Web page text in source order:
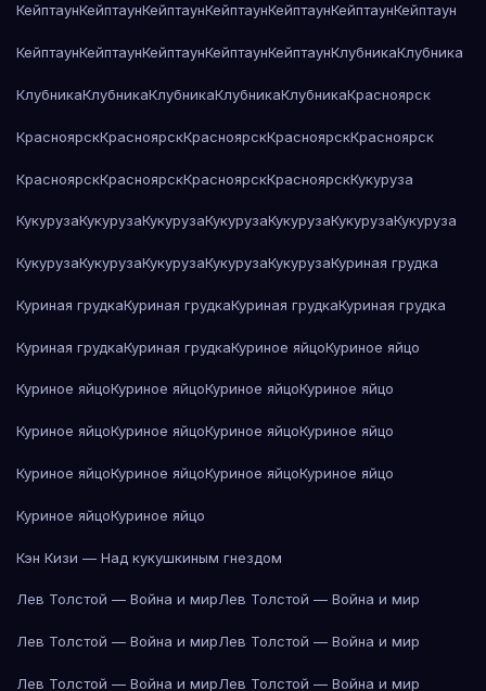
КейптаунКейптаунКейптаунКейптаунКейптаунКейптаунКейптаун
КейптаунКейптаунКейптаунКейптаунКейптаунКлубникаКлубника
КлубникаКлубникаКлубникаКлубникаКлубникаКрасноярск
КрасноярскКрасноярскКрасноярскКрасноярскКрасноярск
КрасноярскКрасноярскКрасноярскКрасноярскКукуруза
КукурузаКукурузаКукурузаКукурузаКукурузаКукурузаКукуруза
КукурузаКукурузаКукурузаКукурузаКукурузаКуриная грудка
Куриная грудкаКуриная грудкаКуриная грудкаКуриная грудка
Куриная грудкаКуриная грудкаКуриное яйцоКуриное яйцо
Куриное яйцоКуриное яйцоКуриное яйцоКуриное яйцо
Куриное яйцоКуриное яйцоКуриное яйцоКуриное яйцо
Куриное яйцоКуриное яйцоКуриное яйцоКуриное яйцо
Куриное яйцоКуриное яйцо
Кэн Кизи — Над кукушкиным гнездом
Лев Толстой — Война и мирЛев Толстой — Война и мир
Лев Толстой — Война и мирЛев Толстой — Война и мир
Лев Толстой — Война и мирЛев Толстой — Война и мир